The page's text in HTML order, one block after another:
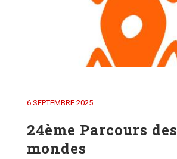
6 SEPTEMBRE 2025
24ème Parcours des
mondes